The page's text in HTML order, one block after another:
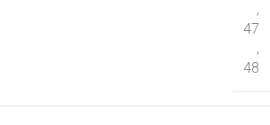
,
47
,
48